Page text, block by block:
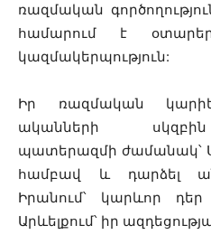
ռազմական
համարում է
կազմակերպություն:
Իր ռազմական
ականների
պատերազմի ժամանակ՝
համբավ և դարձել
Իրանում՝ կարևոր դեր
Արևելքում՝ իր